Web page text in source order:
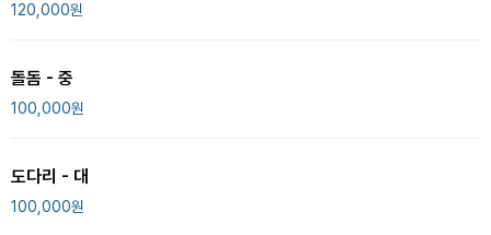
120,000원
돌돔 - 중
100,000원
도다리 - 대
100,000원